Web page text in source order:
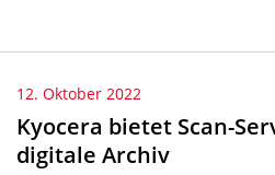
12. Oktober 2022
Kyocera bietet Scan-
digitale Archiv